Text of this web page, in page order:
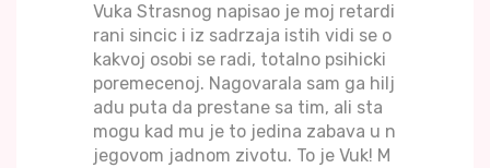
Vuka Strasnog napisao je moj retardi
rani sincic i iz sadrzaja istih vidi se o
kakvoj osobi se radi, totalno psihicki
poremecenoj. Nagovarala sam ga hilj
adu puta da prestane sa tim, ali sta
mogu kad mu je to jedina zabava u n
jegovom jadnom zivotu. To je Vuk! M